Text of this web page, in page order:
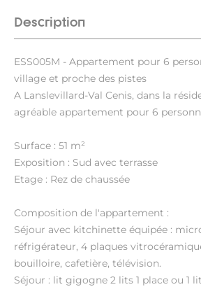
Description
ESS005M - Appartement pour 6
village et proche des pistes
A Lanslevillard-Val Cenis, dans la
agréable appartement pour 6
Surface : 51 m²
Exposition : Sud avec terrasse
Etage : Rez de chaussée
Composition de l'appartement :
Séjour avec kitchinette équipée :
réfrigérateur, 4 plaques
bouilloire, cafetière, télévision.
Séjour : lit gigogne 2 lits 1 place ou 1